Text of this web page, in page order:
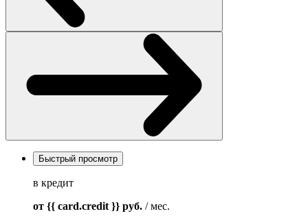
Быстрый просмотр
в кредит
от {{ card.credit }} руб. / мес.